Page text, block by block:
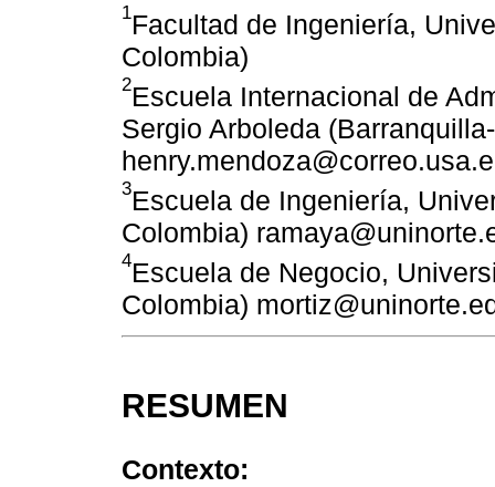
1Facultad de Ingeniería,
Colombia)
2Escuela Internacional de
Sergio Arboleda
3Escuela de Ingeniería,
Colombia)
4Escuela de Negocio,
Colombia)
RESUMEN
Contexto: